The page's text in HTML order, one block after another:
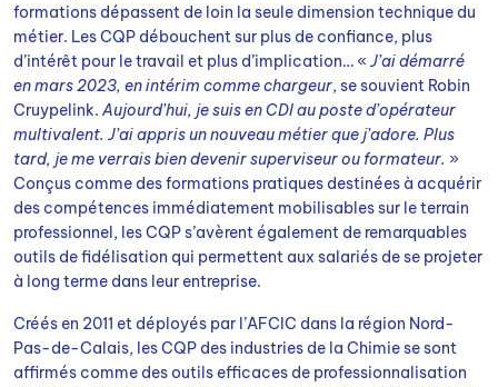
formations dépassent de loin la seule dimension technique du
métier. Les CQP débouchent sur plus de confiance, plus
d’intérêt pour le travail et plus d’implication… « J’ai démarré
en mars 2023, en intérim comme chargeur, se souvient Robin
Cruypelink. Aujourd’hui, je suis en CDI au poste d’opérateur
multivalent. J’ai appris un nouveau métier que j’adore. Plus
tard, je me verrais bien devenir superviseur ou formateur. »
Conçus comme des formations pratiques destinées à acquérir
des compétences immédiatement mobilisables sur le terrain
professionnel, les CQP s’avèrent également de remarquables
outils de fidélisation qui permettent aux salariés de se projeter
à long terme dans leur entreprise.
Créés en 2011 et déployés par l’AFCIC dans la région Nord-
Pas-de-Calais, les CQP des industries de la Chimie se sont
affirmés comme des outils efficaces de professionnalisation